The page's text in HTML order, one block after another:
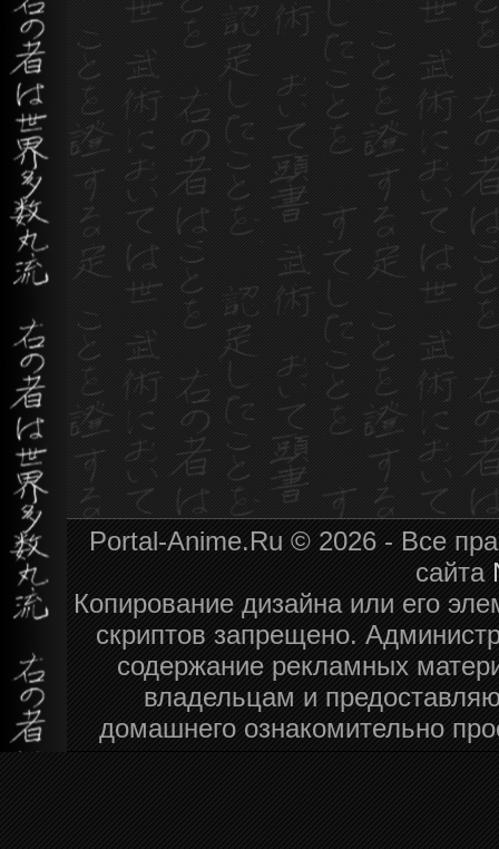
Portal-Anime.Ru © 2026 - Все
сайта
Копирование дизайна или его
скриптов запрещено.
содержание рекламных
владельцам и
домашнего ознакомительно